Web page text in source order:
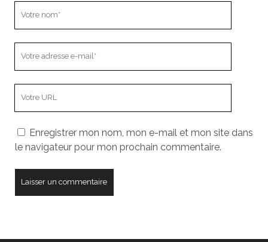
mail
votre
site
Enregistrer mon nom, mon e-mail et mon site dans
le navigateur pour mon prochain commentaire.